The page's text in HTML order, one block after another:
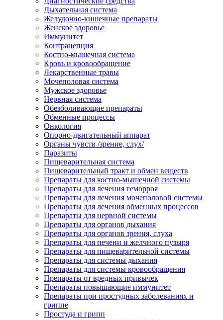
Дыхательная система
Желудочно-кишечные препараты
Женское здоровье
Иммунитет
Контрацепция
Костно-мышечная система
Кровь и кровообращение
Лекарственные травы
Мочеполовая система
Мужское здоровье
Нервная система
Обезболивающие препараты
Обменные процессы
Онкология
Опорно-двигательный аппарат
Органы чувств /зрение, слух/
Паразиты
Пищеварительная система
Пищеварительный тракт и обмен веществ
Препараты для костно-мышечной системы
Препараты для лечения геморроя
Препараты для лечения мочеполовой системы
Препараты для лечения обменных процессов
Препараты для нервной системы
Препараты для органов дыхания
Препараты для органов зрения, слуха
Препараты для печени и желчного пузыря
Препараты для пищеварительной системы
Препараты для системы дыхания
Препараты для системы кровообращения
Препараты от вредных привычек
Препараты повышающие иммунитет
Препараты при простудных заболеваниях и
гриппе
Простуда и грипп